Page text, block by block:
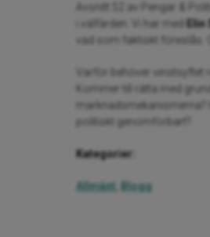
Avsnitt 52 av Pengar &
i välfärden. Vi har med
vad som faktiskt föreslås.
Varför behöver vinstsyftet
Kommer till rätta med
politiskt genomförbart?
Kategorier:
Allmänt Blogg